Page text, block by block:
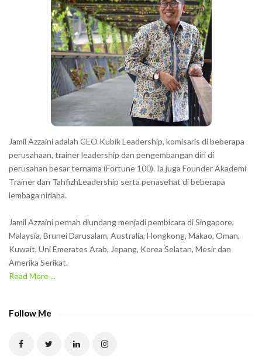
Jamil Azzaini adalah CEO Kubik Leadership, komisaris di beberapa
perusahaan, trainer leadership dan pengembangan diri di
perusahan besar ternama (Fortune 100). Ia juga Founder Akademi
Trainer dan TahfizhLeadership serta penasehat di beberapa
lembaga nirlaba.
Jamil Azzaini pernah diundang menjadi pembicara di Singapore,
Malaysia, Brunei Darusalam, Australia, Hongkong, Makao, Oman,
Kuwait, Uni Emerates Arab, Jepang, Korea Selatan, Mesir dan
Amerika Serikat.
Read More ...
Follow Me